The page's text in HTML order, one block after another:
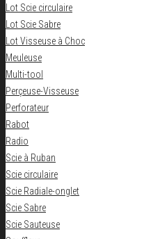
Lot Scie circulaire
Lot Scie Sabre
Lot Visseuse à Choc
Meuleuse
Multi-tool
Perçeuse-Visseuse
Perforateur
Rabot
Radio
Scie à Ruban
Scie circulaire
Scie Radiale-onglet
Scie Sabre
Scie Sauteuse